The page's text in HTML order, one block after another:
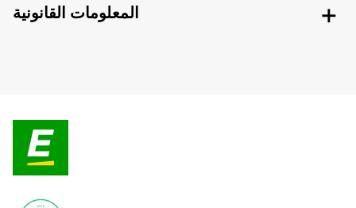
المعلومات القانونية